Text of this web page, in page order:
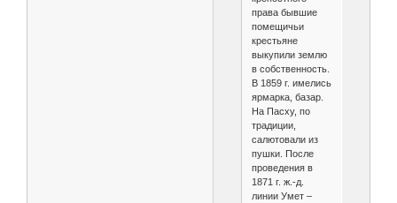
права бывшие
помещичьи
крестьяне
выкупили землю
в собственность.
В 1859 г. имелись
ярмарка, базар.
На Пасху, по
традиции,
салютовали из
пушки. После
проведения в
1871 г. ж.-д.
линии Умет –